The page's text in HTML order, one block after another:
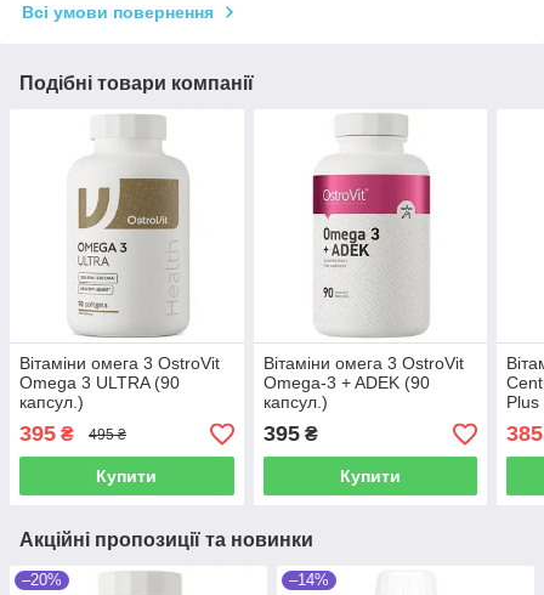
Всі умови повернення
Подібні товари компанії
Вітаміни омега 3 OstroVit
Omega 3 ULTRA (90
капсул.)
395 ₴ 495 ₴
Купити
Вітаміни омега 3 OstroVit
Omega-3 + ADEK (90
капсул.)
395₴
Купити
Plus
385
Акційні пропозиції та новинки
–20% –14%